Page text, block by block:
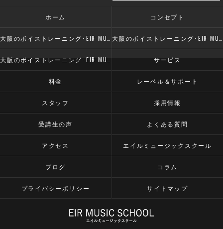
ホーム コンセプト
サービス
料金 レーベル＆サポート
スタッフ 採用情報
受講生の声 よくある質問
アクセス エイルミュージックスクール
ブログ コラム
プライバシーポリシー サイトマップ